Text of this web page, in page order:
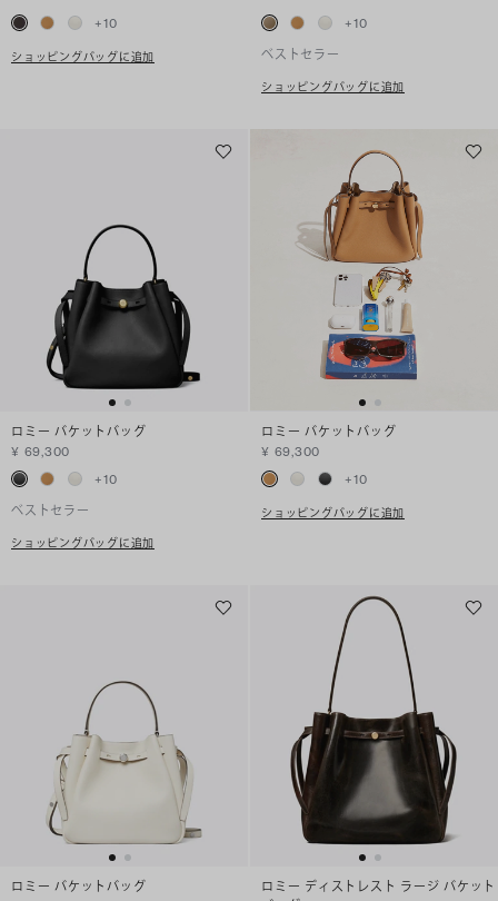
+10
ショッピングバッグに追加
+10
ベストセラー
ショッピングバッグに追加
ロミー バケットバッグ
¥ 69,300
+10
ベストセラー
ショッピングバッグに追加
ロミー バケットバッグ
¥ 69,300
+10
ショッピングバッグに追加
ロミー バケットバッグ
ロミー ディストレスト ラージ バケット